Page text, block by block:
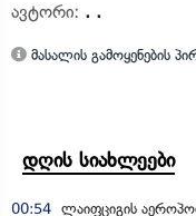
ავტორი: . .
მასალის გამოყენების
დღის სიახლეები
00:54 ლაიფციგის